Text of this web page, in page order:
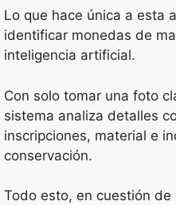
Lo que hace única a esta
identificar monedas de
inteligencia artificial.
Con solo tomar una foto
sistema analiza detalles
inscripciones, material e
conservación.
Todo esto, en cuestión